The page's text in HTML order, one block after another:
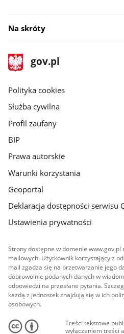
Na skróty
stopka
gov.pl
Strona
gov.pl
gov.pl
Polityka cookies
Służba cywilna
Profil zaufany
BIP
Prawa autorskie
Warunki korzystania
Geoportal
Deklaracja dostępności serwisu
Ustawienia prywatności
Strony dostępne w domenie
mailowych. Użytkownik korzystający z
mail zgadza się na przetwarzanie jego
dobrowolnie podanych danych w
odpowiedzi na przesłane pytania.
każdą z jednostek znajdują się w ich
osobowych.
Treści tekstowe
wyłączeniem treści